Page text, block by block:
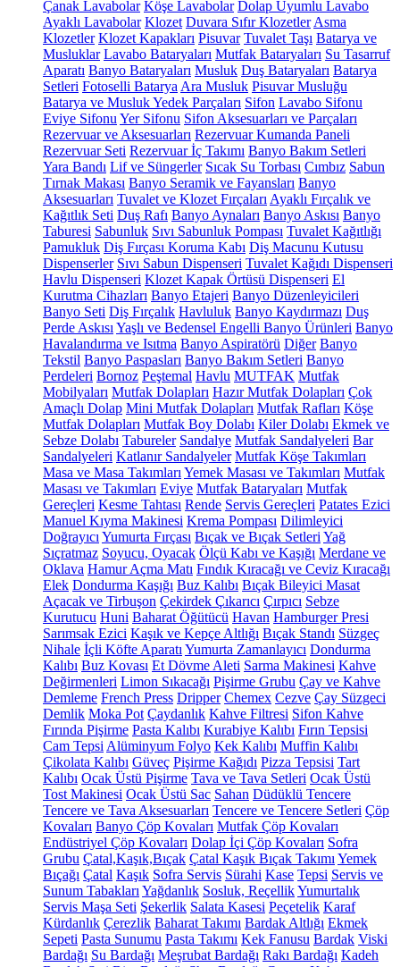
Çanak Lavabolar Köşe Lavabolar Dolap Uyumlu Lavabo
Ayaklı Lavabolar Klozet Duvara Sıfır Klozetler Asma
Klozetler Klozet Kapakları Pisuvar Tuvalet Taşı Batarya ve
Musluklar Lavabo Bataryaları Mutfak Bataryaları Su Tasarruf
Aparatı Banyo Bataryaları Musluk Duş Bataryaları Batarya
Setleri Fotoselli Batarya Ara Musluk Pisuvar Musluğu
Batarya ve Musluk Yedek Parçaları Sifon Lavabo Sifonu
Eviye Sifonu Yer Sifonu Sifon Aksesuarları ve Parçaları
Rezervuar ve Aksesuarları Rezervuar Kumanda Paneli
Rezervuar Seti Rezervuar İç Takımı Banyo Bakım Setleri
Yara Bandı Lif ve Süngerler Sıcak Su Torbası Cımbız Sabun
Tırnak Makası Banyo Seramik ve Fayansları Banyo
Aksesuarları Tuvalet ve Klozet Fırçaları Ayaklı Fırçalık ve
Kağıtlık Seti Duş Rafı Banyo Aynaları Banyo Askısı Banyo
Taburesi Sabunluk Sıvı Sabunluk Pompası Tuvalet Kağıtlığı
Pamukluk Diş Fırçası Koruma Kabı Diş Macunu Kutusu
Dispenserler Sıvı Sabun Dispenseri Tuvalet Kağıdı Dispenseri
Havlu Dispenseri Klozet Kapak Örtüsü Dispenseri El
Kurutma Cihazları Banyo Etajeri Banyo Düzenleyicileri
Banyo Seti Diş Fırçalık Havluluk Banyo Kaydırmazı Duş
Perde Askısı Yaşlı ve Bedensel Engelli Banyo Ürünleri Banyo
Havalandırma ve Isıtma Banyo Aspiratörü Diğer Banyo
Tekstil Banyo Paspasları Banyo Bakım Setleri Banyo
Perdeleri Bornoz Peştemal Havlu MUTFAK Mutfak
Mobilyaları Mutfak Dolapları Hazır Mutfak Dolapları Çok
Amaçlı Dolap Mini Mutfak Dolapları Mutfak Rafları Köşe
Mutfak Dolapları Mutfak Boy Dolabı Kiler Dolabı Ekmek ve
Sebze Dolabı Tabureler Sandalye Mutfak Sandalyeleri Bar
Sandalyeleri Katlanır Sandalyeler Mutfak Köşe Takımları
Masa ve Masa Takımları Yemek Masası ve Takımları Mutfak
Masası ve Takımları Eviye Mutfak Bataryaları Mutfak
Gereçleri Kesme Tahtası Rende Servis Gereçleri Patates Ezici
Manuel Kıyma Makinesi Krema Pompası Dilimleyici
Doğrayıcı Yumurta Fırçası Bıçak ve Bıçak Setleri Yağ
Sıçratmaz Soyucu, Oyacak Ölçü Kabı ve Kaşığı Merdane ve
Oklava Hamur Açma Matı Fındık Kıracağı ve Ceviz Kıracağı
Elek Dondurma Kaşığı Buz Kalıbı Bıçak Bileyici Masat
Açacak ve Tirbuşon Çekirdek Çıkarıcı Çırpıcı Sebze
Kurutucu Huni Baharat Öğütücü Havan Hamburger Presi
Sarımsak Ezici Kaşık ve Kepçe Altlığı Bıçak Standı Süzgeç
Nihale İçli Köfte Aparatı Yumurta Zamanlayıcı Dondurma
Kalıbı Buz Kovası Et Dövme Aleti Sarma Makinesi Kahve
Değirmenleri Limon Sıkacağı Pişirme Grubu Çay ve Kahve
Demleme French Press Dripper Chemex Cezve Çay Süzgeci
Demlik Moka Pot Çaydanlık Kahve Filtresi Sifon Kahve
Fırında Pişirme Pasta Kalıbı Kurabiye Kalıbı Fırın Tepsisi
Cam Tepsi Alüminyum Folyo Kek Kalıbı Muffin Kalıbı
Çikolata Kalıbı Güveç Pişirme Kağıdı Pizza Tepsisi Tart
Kalıbı Ocak Üstü Pişirme Tava ve Tava Setleri Ocak Üstü
Tost Makinesi Ocak Üstü Sac Sahan Düdüklü Tencere
Tencere ve Tava Aksesuarları Tencere ve Tencere Setleri Çöp
Kovaları Banyo Çöp Kovaları Mutfak Çöp Kovaları
Endüstriyel Çöp Kovaları Dolap İçi Çöp Kovaları Sofra
Grubu Çatal,Kaşık,Bıçak Çatal Kaşık Bıçak Takımı Yemek
Bıçağı Çatal Kaşık Sofra Servis Sürahi Kase Tepsi Servis ve
Sunum Tabakları Yağdanlık Sosluk, ReçellikYumurtalık
Servis Maşa Seti Şekerlik Salata Kasesi Peçetelik Karaf
Kürdanlık Çerezlik Baharat Takımı Bardak Altlığı Ekmek
Sepeti Pasta Sunumu Pasta Takımı Kek Fanusu Bardak Viski
Bardağı Su Bardağı Meşrubat Bardağı Rakı Bardağı Kadeh